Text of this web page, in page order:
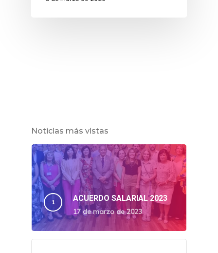
Noticias más vistas
ACUERDO SALARIAL 2023
17 de marzo de 2023